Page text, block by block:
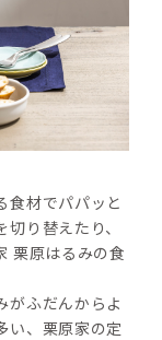
食材でパパッと
り替えたり、
栗原はるみの食
がふだんからよ
い、栗原家の定